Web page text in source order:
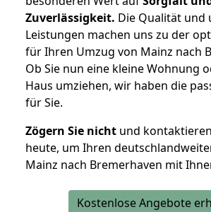
Zuverlässigkeit. Die Qualität und
Leistungen machen uns zu der
für Ihren Umzug von Mainz nach
Ob Sie nun eine kleine Wohnung
Haus umziehen, wir haben die
für Sie.
Zögern Sie nicht und
heute, um Ihren
Mainz nach Bremerhaven mit
Kostenlose Angebote